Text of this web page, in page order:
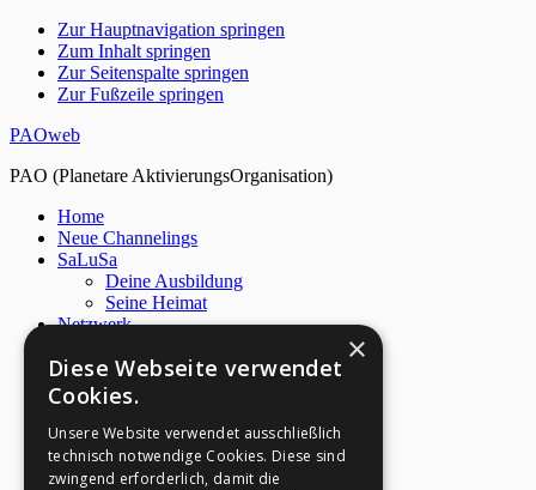
Zur Hauptnavigation springen
Zum Inhalt springen
Zur Seitenspalte springen
Zur Fußzeile springen
PAOweb
PAO (Planetare AktivierungsOrganisation)
Home
Neue Channelings
SaLuSa
Deine Ausbildung
Seine Heimat
Netzwerk
Archiv
M. Quinsey
S. Nidle
Spirit-Forum
Live Chat
Kontakt
×
Diese Webseite verwendet
Cookies.
Unsere Website verwendet ausschließlich
technisch notwendige Cookies. Diese sind
zwingend erforderlich, damit die